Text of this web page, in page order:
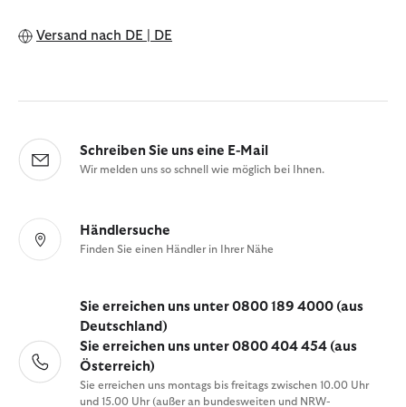
Versand nach DE | DE
Schreiben Sie uns eine E-Mail
Wir melden uns so schnell wie möglich bei Ihnen.
Händlersuche
Finden Sie einen Händler in Ihrer Nähe
Sie erreichen uns unter 0800 189 4000 (aus
Deutschland)
Sie erreichen uns unter 0800 404 454 (aus
Österreich)
Sie erreichen uns montags bis freitags zwischen 10.00 Uhr
und 15.00 Uhr (außer an bundesweiten und NRW-